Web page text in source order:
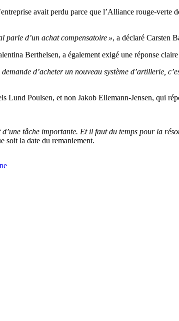
avait perdu parce que l’Alliance rouge-
parle d’un achat compensatoire », a déclaré Carsten
Berthelsen, a également exigé une réponse
d’acheter un nouveau système d’artillerie,
Lund Poulsen, et non Jakob Ellemann-Jensen, qui
tâche importante. Et il faut du temps pour la
soit la date du remaniement.